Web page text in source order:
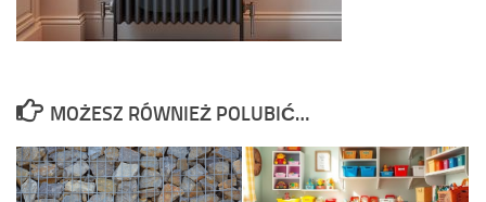
MOŻESZ RÓWNIEŻ POLUBIĆ…